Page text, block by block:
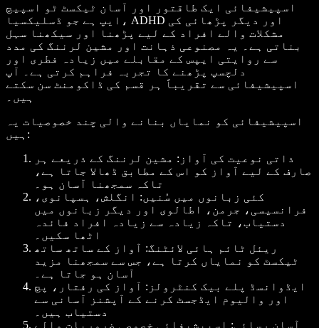
اسپیشیفائی ایک طاقتور اور آسان ٹیکسٹ ٹو اسپیچ
ایپ ہے جو ڈسلیکسیا، ADHD اور دیگر پڑھائی کی
مشکلات والے افراد کے لیے پڑھنا اور سیکھنا سہل
بناتی ہے۔ یہ مصنوعی ذہانت اور مشین لرننگ کی مدد
سے روایتی ایپس کے مقابلے میں زیادہ فطری اور
دلچسپ پڑھنے کا تجربہ فراہم کرتی ہے۔ آپ
اسپیشیفائی سے تقریباً ہر قسم کی ڈاکومنٹ سن سکتے
ہیں۔
اسپیشیفائی کو نمایاں بنانے والی چند خصوصیات یہ
ہیں:
ذاتی نوعیت کی آواز: مشین لرننگ کے ذریعے ہر
صارف کے لیے آواز کو اس کے مطابق ڈھالا جاتا ہے،
تاکہ سمجھنا آسان ہو۔
کئی زبانوں میں سُنیں: انگلش، ہسپانوی،
فرانسیسی، جرمن، اطالوی اور دیگر زبانوں میں
دستیاب، تاکہ زیادہ سے زیادہ افراد فائدہ
اٹھا سکیں۔
ریئل ٹائم ہائی لائٹنگ: آواز کے ساتھ ساتھ
ٹیکسٹ کو نمایاں کرتا ہے، جس سے سمجھنا مزید
آسان ہو جاتا ہے۔
ایڈوانسڈ پلے بیک کنٹرولز: آواز کی رفتار، پچ
اور والیوم ایڈجسٹ کرنے کے آپشنز آسانی سے
دستیاب ہیں۔
آسان رسائی: اسپیشیفائی خصوصی ضروریات والے